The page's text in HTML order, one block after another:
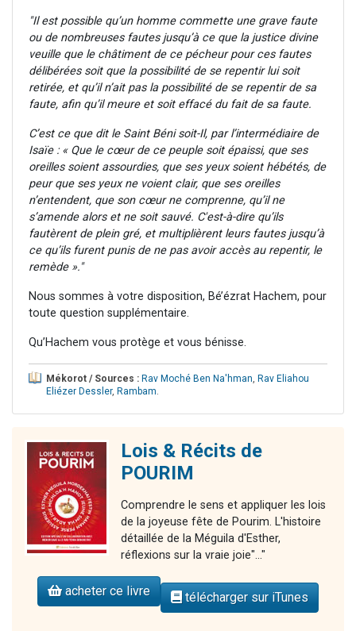
"Il est possible qu’un homme commette une grave faute
ou de nombreuses fautes jusqu’à ce que la justice divine
veuille que le châtiment de ce pécheur pour ces fautes
délibérées soit que la possibilité de se repentir lui soit
retirée, et qu’il n’ait pas la possibilité de se repentir de sa
faute, afin qu’il meure et soit effacé du fait de sa faute.
C’est ce que dit le Saint Béni soit-Il, par l’intermédiaire de
Isaïe : « Que le cœur de ce peuple soit épaissi, que ses
oreilles soient assourdies, que ses yeux soient hébétés, de
peur que ses yeux ne voient clair, que ses oreilles
n’entendent, que son cœur ne comprenne, qu’il ne
s’amende alors et ne soit sauvé. C'est-à-dire qu’ils
fautèrent de plein gré, et multiplièrent leurs fautes jusqu’à
ce qu’ils furent punis de ne pas avoir accès au repentir, le
remède »."
Nous sommes à votre disposition, Bé’ézrat Hachem, pour
toute question supplémentaire.
Qu’Hachem vous protège et vous bénisse.
Mékorot / Sources : Rav Moché Ben Na'hman, Rav Eliahou
Eliézer Dessler, Rambam.
Lois & Récits de
POURIM
Comprendre le sens et appliquer les lois
de la joyeuse fête de Pourim. L'histoire
détaillée de la Méguila d'Esther,
réflexions sur la vraie joie"..."
acheter ce livre télécharger sur iTunes